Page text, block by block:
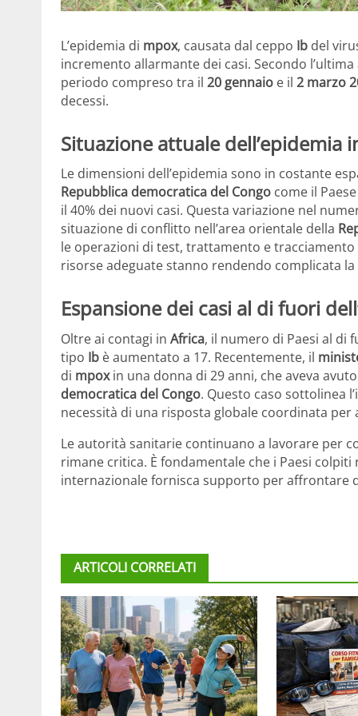
L’epidemia di mpox, causata dal ceppo Ib del
incremento allarmante dei casi. Secondo l’ultima
periodo compreso tra il 20 gennaio e il 2 marzo
decessi.
Situazione attuale dell’epidemia
Le dimensioni dell’epidemia sono in costante
Repubblica democratica del Congo come il
il 40% dei nuovi casi. Questa variazione nel
situazione di conflitto nell’area orientale della
le operazioni di test, trattamento e
risorse adeguate stanno rendendo complicata la
Espansione dei casi al di fuori
Oltre ai contagi in Africa, il numero di Paesi al
tipo Ib è aumentato a 17. Recentemente, il
di mpoxin una donna di 29 anni, che aveva
democratica del Congo. Questo caso sottolinea
necessità di una risposta globale coordinata per
Le autorità sanitarie continuano a lavorare per
rimane critica. È fondamentale che i Paesi
internazionale fornisca supporto per affrontare
ARTICOLI CORRELATI